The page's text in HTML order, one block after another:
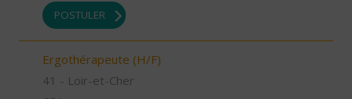
POSTULER
Ergothérapeute (H/F)
41 - Loir-et-Cher